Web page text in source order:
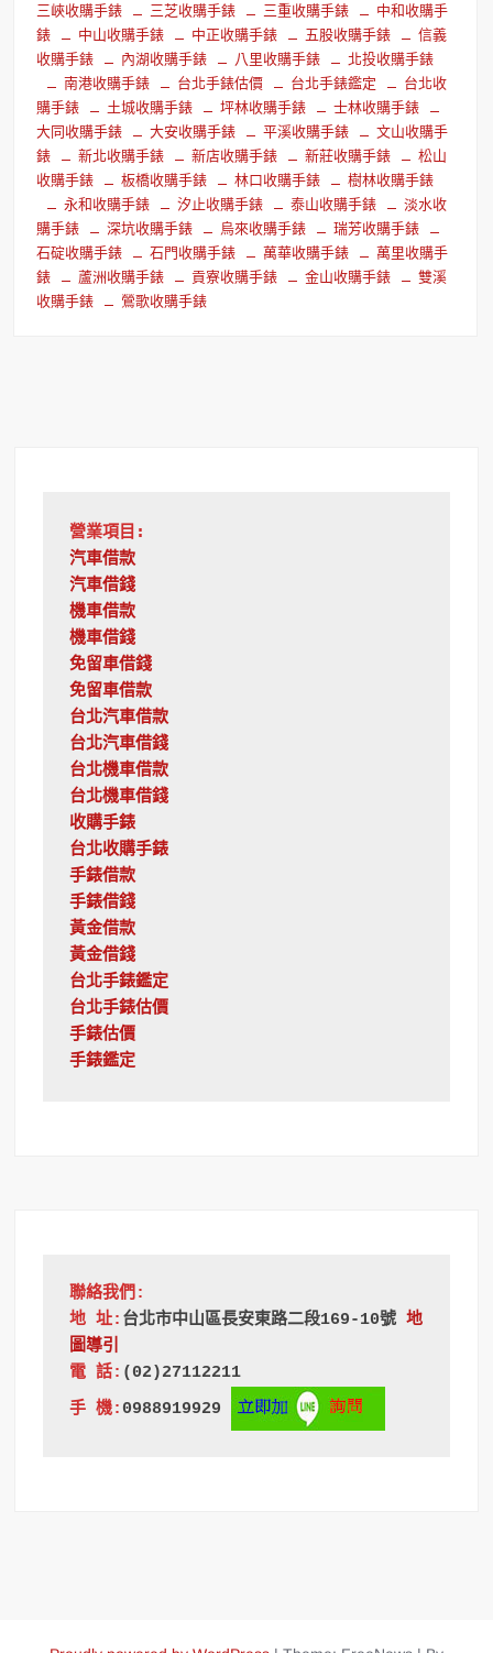
三峽收購手錶 三芝收購手錶 三重收購手錶
中和收購手
錶
中山收購手錶 中正收購手錶 五股收購手錶
信義
收購手錶
內湖收購手錶 八里收購手錶
北投收購手錶
南港收購手錶
台北手錶估價 台北手錶鑑定
台北收
購手錶
土城收購手錶 坪林收購手錶
士林收購手錶
大同收購手錶
大安收購手錶 平溪收購手錶
文山收購手
錶
新北收購手錶 新店收購手錶 新莊收購手錶
松山
收購手錶
板橋收購手錶 林口收購手錶
樹林收購手錶
永和收購手錶
汐止收購手錶 泰山收購手錶
淡水收
購手錶
深坑收購手錶 烏來收購手錶
瑞芳收購手錶
石碇收購手錶
石門收購手錶 萬華收購手錶
萬里收購手
錶
蘆洲收購手錶 貢寮收購手錶 金山收購手錶
雙溪
收購手錶
鶯歌收購手錶
營業項目:
汽車借款
汽車借錢
機車借款
機車借錢
免留車借錢
免留車借款
台北汽車借款
台北汽車借錢
台北機車借款
台北機車借錢
收購手錶
台北收購手錶
手錶借款
手錶借錢
黃金借款
黃金借錢
台北手錶鑑定
台北手錶估價
手錶估價
手錶鑑定
聯絡我們:
地 址: 台北市中山區長安東路二段169-10號 地
圖導引
電 話: (02)27112211
手 機: 0988919929